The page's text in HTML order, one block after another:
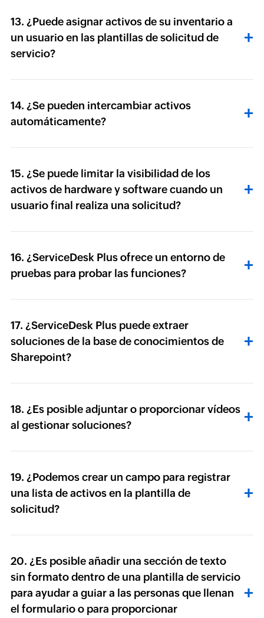
13. ¿Puede asignar activos de su inventario a
un usuario en las plantillas de solicitud de
servicio?
14. ¿Se pueden intercambiar activos
automáticamente?
15. ¿Se puede limitar la visibilidad de los
activos de hardware y software cuando un
usuario final realiza una solicitud?
16. ¿ServiceDesk Plus ofrece un entorno de
pruebas para probar las funciones?
17. ¿ServiceDesk Plus puede extraer
soluciones de la base de conocimientos de
Sharepoint?
18. ¿Es posible adjuntar o proporcionar vídeos
al gestionar soluciones?
19. ¿Podemos crear un campo para registrar
una lista de activos en la plantilla de
solicitud?
20. ¿Es posible añadir una sección de texto
sin formato dentro de una plantilla de servicio
para ayudar a guiar a las personas que llenan
el formulario o para proporcionar